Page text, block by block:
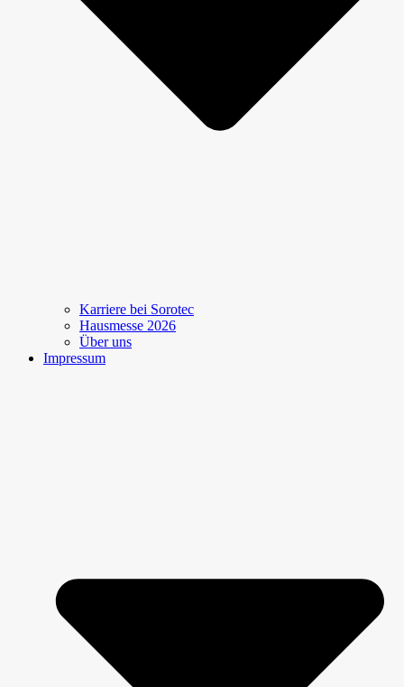
Karriere bei Sorotec
Hausmesse 2026
Über uns
Impressum